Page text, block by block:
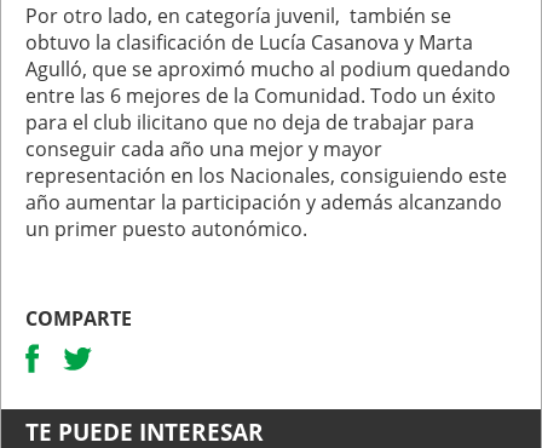
Por otro lado, en categoría juvenil, también se
obtuvo la clasificación de Lucía Casanova y Marta
Agulló, que se aproximó mucho al podium quedando
entre las 6 mejores de la Comunidad. Todo un éxito
para el club ilicitano que no deja de trabajar para
conseguir cada año una mejor y mayor
representación en los Nacionales, consiguiendo este
año aumentar la participación y además alcanzando
un primer puesto autonómico.
COMPARTE
TE PUEDE INTERESAR